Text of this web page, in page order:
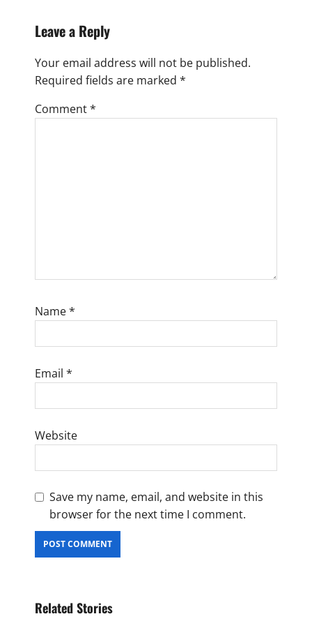
Leave a Reply
Your email address will not be published.
Required fields are marked *
Comment*
Name*
Email *
Website
Save my name, email, and website in this
browser for the next time I comment.
Related Stories